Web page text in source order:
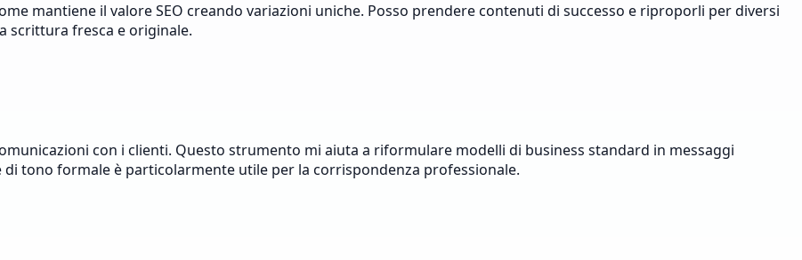
mantiene il valore SEO creando variazioni uniche. Posso prendere contenuti di successo e riproporli per diversi
scrittura fresca e originale.
con i clienti. Questo strumento mi aiuta a riformulare modelli di business standard in messaggi
tono formale è particolarmente utile per la corrispondenza professionale.